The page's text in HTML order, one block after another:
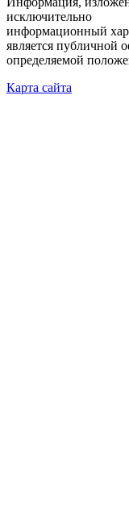
исключительно
информационный
является публичной
определяемой
Карта сайта